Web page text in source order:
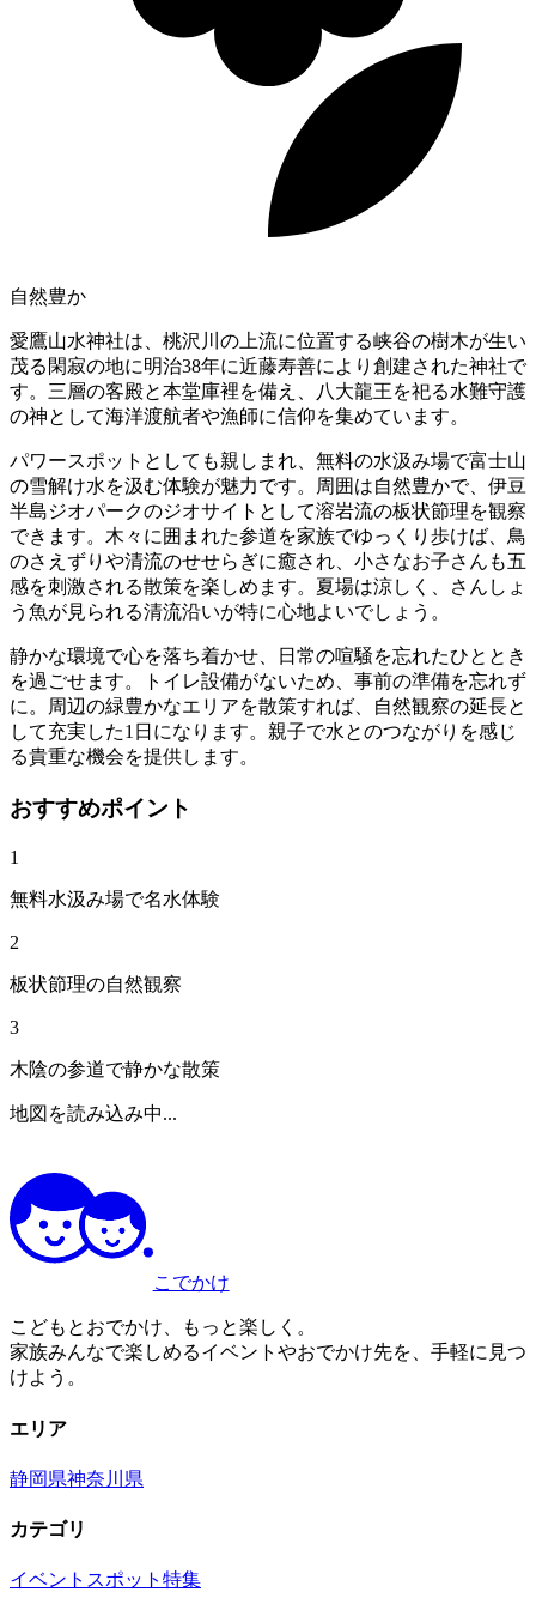
自然豊か
愛鷹山水神社は、桃沢川の上流に位置する峡谷の樹木が生い
茂る閑寂の地に明治38年に近藤寿善により創建された神社で
す。三層の客殿と本堂庫裡を備え、八大龍王を祀る水難守護
の神として海洋渡航者や漁師に信仰を集めています。
パワースポットとしても親しまれ、無料の水汲み場で富士山
の雪解け水を汲む体験が魅力です。周囲は自然豊かで、伊豆
半島ジオパークのジオサイトとして溶岩流の板状節理を観察
できます。木々に囲まれた参道を家族でゆっくり歩けば、鳥
のさえずりや清流のせせらぎに癒され、小さなお子さんも五
感を刺激される散策を楽しめます。夏場は涼しく、さんしょ
う魚が見られる清流沿いが特に心地よいでしょう。
静かな環境で心を落ち着かせ、日常の喧騒を忘れたひととき
を過ごせます。トイレ設備がないため、事前の準備を忘れず
に。周辺の緑豊かなエリアを散策すれば、自然観察の延長と
して充実した1日になります。親子で水とのつながりを感じ
る貴重な機会を提供します。
おすすめポイント
1
無料水汲み場で名水体験
2
板状節理の自然観察
3
木陰の参道で静かな散策
地図を読み込み中...
こでかけ
こどもとおでかけ、もっと楽しく。
家族みんなで楽しめるイベントやおでかけ先を、手軽に見つ
けよう。
エリア
静岡県神奈川県
カテゴリ
イベント スポット 特集